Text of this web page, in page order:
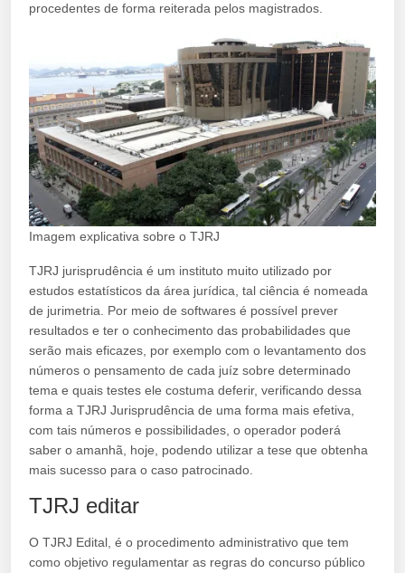
procedentes de forma reiterada pelos magistrados.
Imagem explicativa sobre o TJRJ
TJRJ jurisprudência é um instituto muito utilizado por
estudos estatísticos da área jurídica, tal ciência é nomeada
de jurimetria. Por meio de softwares é possível prever
resultados e ter o conhecimento das probabilidades que
serão mais eficazes, por exemplo com o levantamento dos
números o pensamento de cada juíz sobre determinado
tema e quais testes ele costuma deferir, verificando dessa
forma a TJRJ Jurisprudência de uma forma mais efetiva,
com tais números e possibilidades, o operador poderá
saber o amanhã, hoje, podendo utilizar a tese que obtenha
mais sucesso para o caso patrocinado.
TJRJ editar
O TJRJ Edital, é o procedimento administrativo que tem
como objetivo regulamentar as regras do concurso público